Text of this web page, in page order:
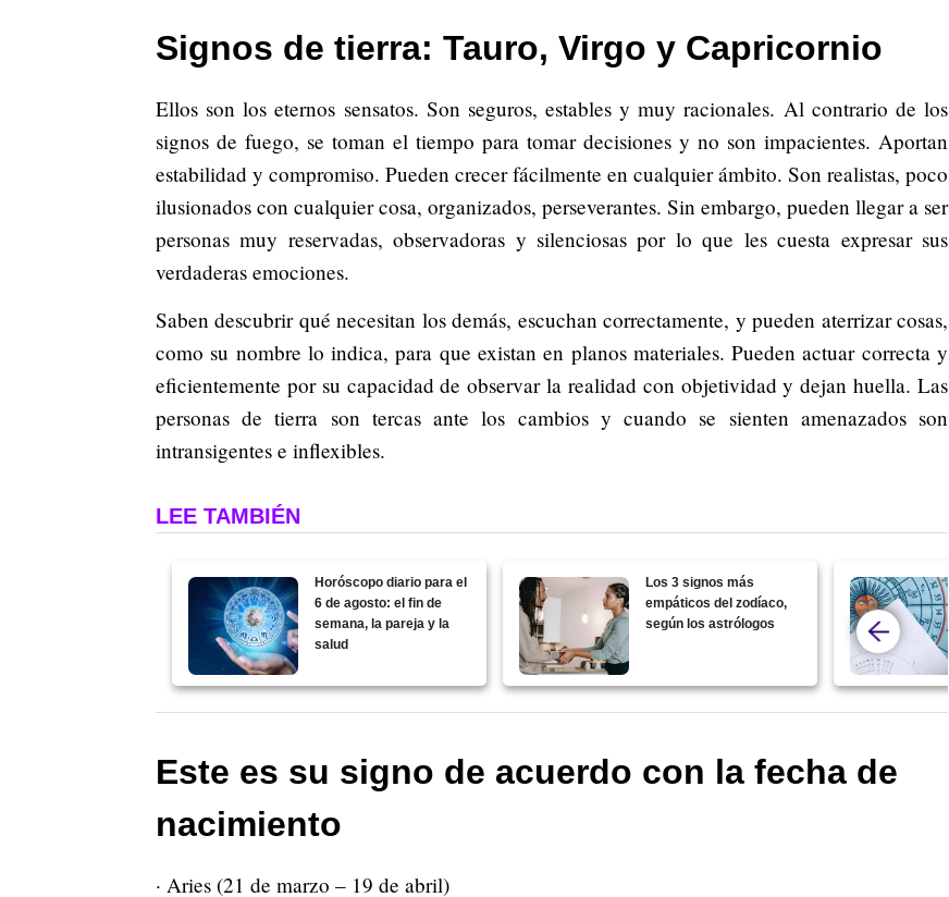
Signos de tierra: Tauro, Virgo y Capricornio
Ellos son los eternos sensatos. Son seguros, estables y muy racionales. Al contrario de los
signos de fuego, se toman el tiempo para tomar decisiones y no son impacientes. Aportan
estabilidad y compromiso. Pueden crecer fácilmente en cualquier ámbito. Son realistas, poco
ilusionados con cualquier cosa, organizados, perseverantes. Sin embargo, pueden llegar a ser
personas muy reservadas, observadoras y silenciosas por lo que les cuesta expresar sus
verdaderas emociones.
Saben descubrir qué necesitan los demás, escuchan correctamente, y pueden aterrizar cosas,
como su nombre lo indica, para que existan en planos materiales. Pueden actuar correcta y
eficientemente por su capacidad de observar la realidad con objetividad y dejan huella. Las
personas de tierra son tercas ante los cambios y cuando se sienten amenazados son
intransigentes e inflexibles.
LEE TAMBIÉN
Horóscopo diario para el
6 de agosto: el fin de
semana, la pareja y la
salud
Los 3 signos más
empáticos del zodíaco,
según los astrólogos
Este es su signo de acuerdo con la fecha de
nacimiento
· Aries (21 de marzo – 19 de abril)